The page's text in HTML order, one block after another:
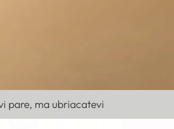
pare, ma ubriacatevi